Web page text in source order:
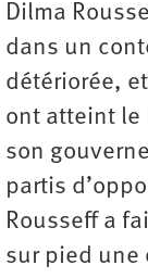
Dilma
dans un
détériorée,
ont atteint le
son
partis
Rousseff a
sur pied une